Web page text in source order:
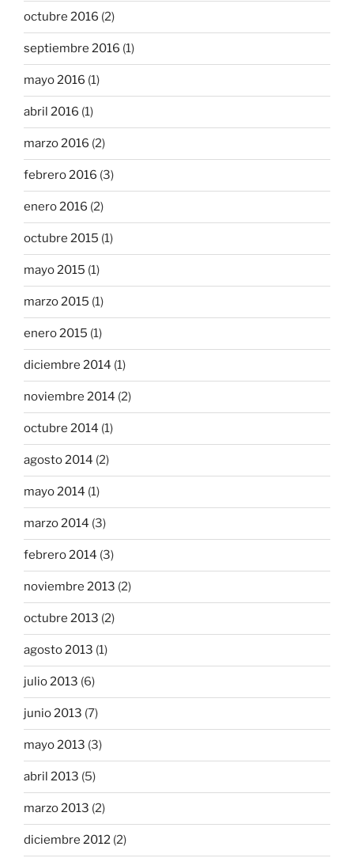
octubre 2016 (2)
septiembre 2016 (1)
mayo 2016 (1)
abril 2016 (1)
marzo 2016 (2)
febrero 2016 (3)
enero 2016 (2)
octubre 2015 (1)
mayo 2015 (1)
marzo 2015 (1)
enero 2015 (1)
diciembre 2014 (1)
noviembre 2014 (2)
octubre 2014 (1)
agosto 2014 (2)
mayo 2014 (1)
marzo 2014 (3)
febrero 2014 (3)
noviembre 2013 (2)
octubre 2013 (2)
agosto 2013 (1)
julio 2013 (6)
junio 2013 (7)
mayo 2013 (3)
abril 2013 (5)
marzo 2013 (2)
diciembre 2012 (2)